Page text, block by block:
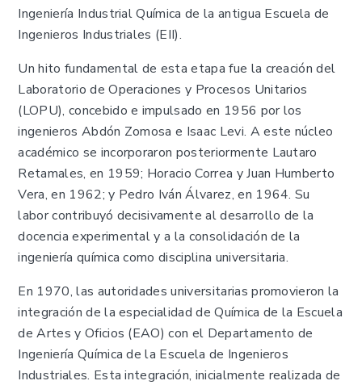
Ingeniería Industrial Química de la antigua Escuela de
Ingenieros Industriales (EII).
Un hito fundamental de esta etapa fue la creación del
Laboratorio de Operaciones y Procesos Unitarios
(LOPU), concebido e impulsado en 1956 por los
ingenieros Abdón Zomosa e Isaac Levi. A este núcleo
académico se incorporaron posteriormente Lautaro
Retamales, en 1959; Horacio Correa y Juan Humberto
Vera, en 1962; y Pedro Iván Álvarez, en 1964. Su
labor contribuyó decisivamente al desarrollo de la
docencia experimental y a la consolidación de la
ingeniería química como disciplina universitaria.
En 1970, las autoridades universitarias promovieron la
integración de la especialidad de Química de la Escuela
de Artes y Oficios (EAO) con el Departamento de
Ingeniería Química de la Escuela de Ingenieros
Industriales. Esta integración, inicialmente realizada de